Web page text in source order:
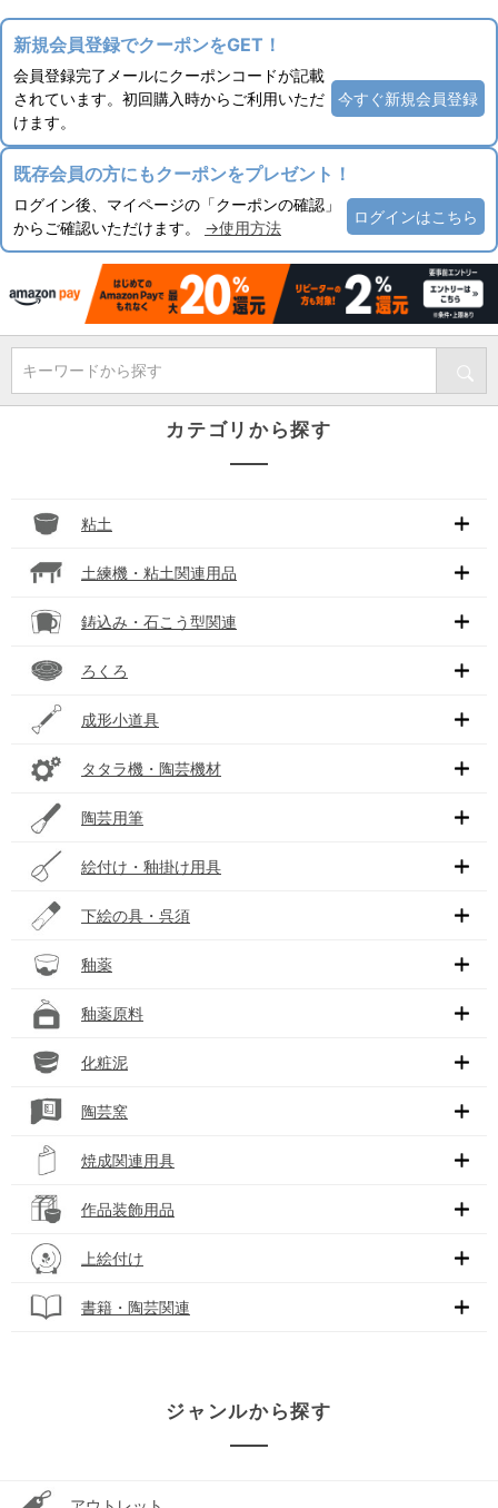
新規会員登録でクーポンをGET！
会員登録完了メールにクーポンコードが記載
されています。初回購入時からご利用いただ
けます。
今すぐ新規会員登録
既存会員の方にもクーポンをプレゼント！
ログイン後、マイページの「クーポンの確認」
からご確認いただけます。 →使用方法
ログインはこちら
キーワードから探す
カテゴリから探す
粘土
土練機・粘土関連用品
鋳込み・石こう型関連
ろくろ
成形小道具
タタラ機・陶芸機材
陶芸用筆
絵付け・釉掛け用具
下絵の具・呉須
釉薬
釉薬原料
化粧泥
陶芸窯
焼成関連用具
作品装飾用品
上絵付け
書籍・陶芸関連
ジャンルから探す